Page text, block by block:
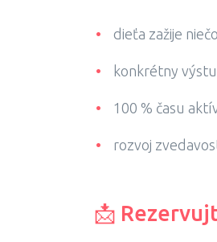
dieťa zažije
konkrétny
100 % času
rozvoj
📩